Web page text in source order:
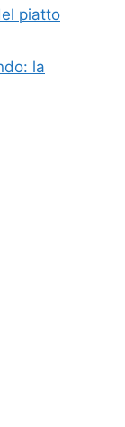
piatto
la